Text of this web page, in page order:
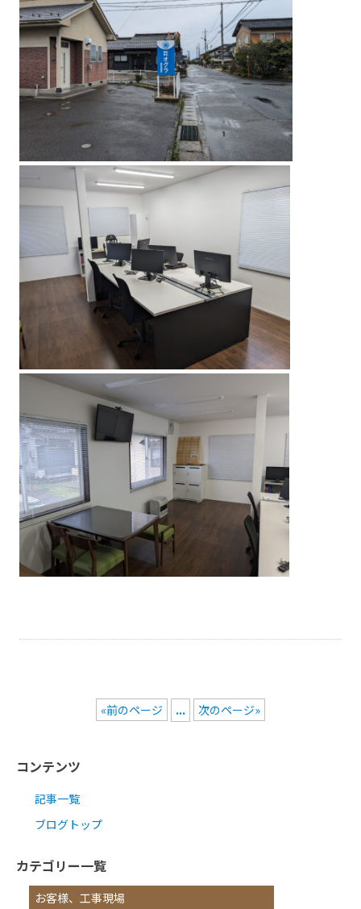
«前のページ ... 次のページ»
コンテンツ
記事一覧
ブログトップ
カテゴリー一覧
お客様、工事現場